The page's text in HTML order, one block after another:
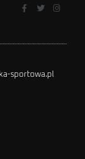
sportowa.pl